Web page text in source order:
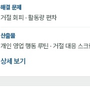
해결 문제
거절 회피 · 활동량 편차
산출물
개인 영업 행동 루틴 · 거절 대응 스크
상세 보기